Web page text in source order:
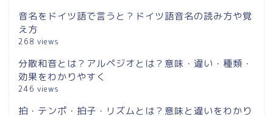
音名をドイツ語で言うと？ドイツ語音名の読み方や覚
え方
268 views
分散和音とは？アルペジオとは？意味・違い・種類・
効果をわかりやすく
246 views
拍・テンポ・拍子・リズムとは？意味と違いをわかり